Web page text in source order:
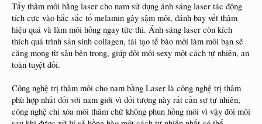
Tẩy thâm môi bằng laser cho nam sử dụng ánh sáng laser tác động
tích cực vào hắc sắc tố melamin gây sậm môi, đánh bay vết thâm
hiệu quả và làm môi hồng ngay tức thì. Ánh sáng laser còn kích
thích quá trình sản sinh collagen, tái tạo tế bào mới làm môi bạn sẽ
căng mọng từ sâu bên trong, giúp đôi môi sexy một cách tự nhiên, an
toàn tuyệt đối.
Công nghệ trị thâm môi cho nam bằng Laser là công nghệ trị thâm
phù hợp nhất đối với nam giới vì đối tượng này rất cần sự tự nhiên,
công nghệ chỉ xóa môi thâm chứ không phun hồng môi vì vậy đôi môi